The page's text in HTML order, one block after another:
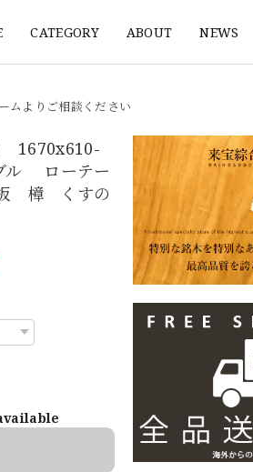
CATEGORY ABOUT NEWS
ムよりご相談ください
1670x610-
ル ローテー
樟 くすの